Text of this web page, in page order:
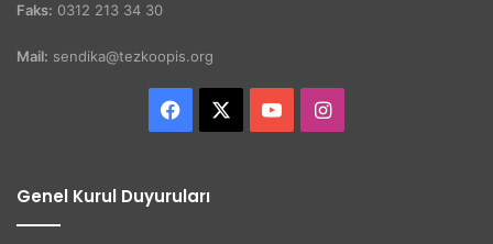
Faks: 0312 213 34 30
Mail: sendika@tezkoopis.org
Facebook YouTubeInstagram
Genel Kurul Duyuruları